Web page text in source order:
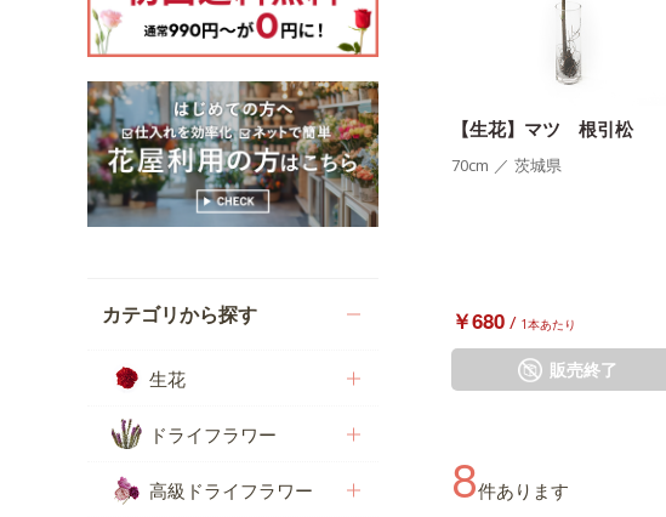
カテゴリから探す
生花
ドライフラワー
高級ドライフラワー
【生花】マツ 根引松
70cm ／ 茨城県
￥680 / 1本あたり
販売終了
8件あります